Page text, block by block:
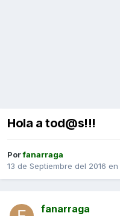
Hola a tod@s!!!
Porfanarraga
13 de Septiembre del 2016 en
fanarraga